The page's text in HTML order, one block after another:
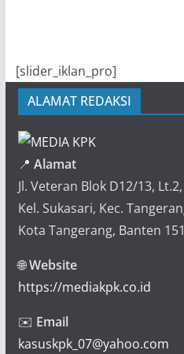
[slider_iklan_pro]
ALAMAT REDAKSI
📍 Alamat
Jl. Veteran Blok D12/13,
Kel. Sukasari, Kec.
Kota Tangerang, Banten
🌐Website
https://mediakpk.co.id
✉️ Email
kasuskpk_07@yahoo.com